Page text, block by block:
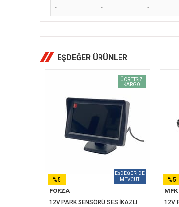
- - -
EŞDEĞER ÜRÜNLER
FORZA
12V PARK SENSÖRÜ SES İKAZLI
%5
İNDIRIM
ÜCRETSIZ
KARGO
MFK
12V
%5